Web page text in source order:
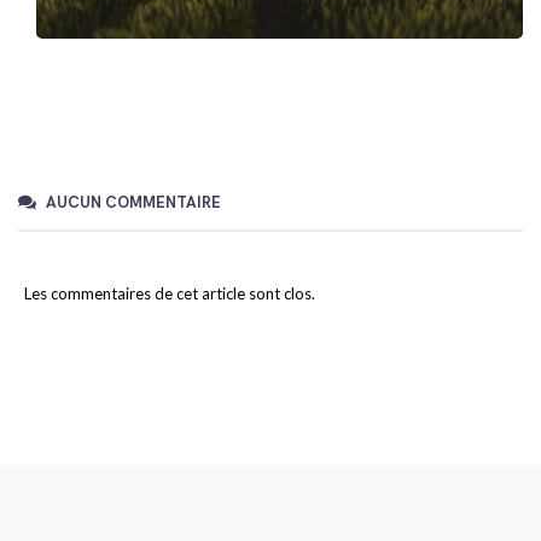
AUCUN COMMENTAIRE
Les commentaires de cet article sont clos.